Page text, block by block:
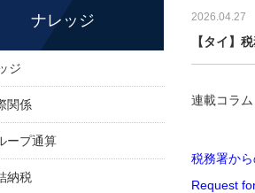
2026.04.27
【タイ】
連載コラム
税務署か
Request
ナレッジ
ジ
関係
ープ通算
納税